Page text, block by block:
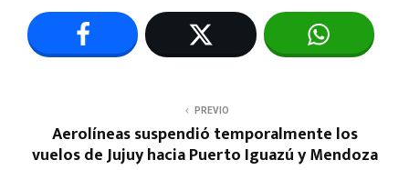
PREVIO
Aerolíneas suspendió temporalmente los
vuelos de Jujuy hacia Puerto Iguazú y Mendoza